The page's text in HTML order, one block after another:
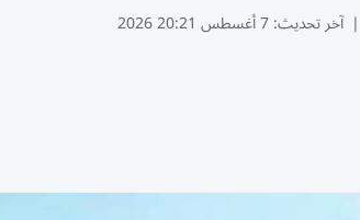
| آخر تحديث:7 أغسطس 20:21 2026